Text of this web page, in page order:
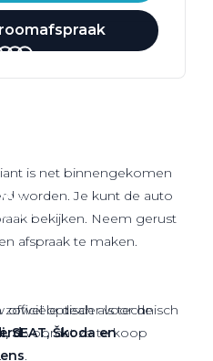
is net binnengekomen
worden. Je kunt de auto
bekijken. Neem gerust
afspraak te maken.
officiële dealer voor de
SEAT, Škoda en
.
zowel optisch als technisch
voordat ze te koop